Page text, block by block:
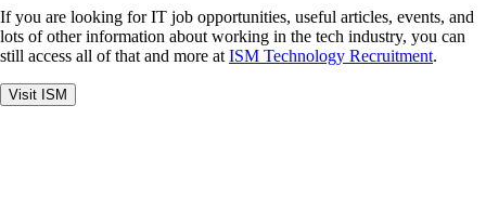
If you are looking for IT job opportunities, useful articles, events, and
lots of other information about working in the tech industry, you can
still access all of that and more at ISM Technology Recruitment.
Visit ISM